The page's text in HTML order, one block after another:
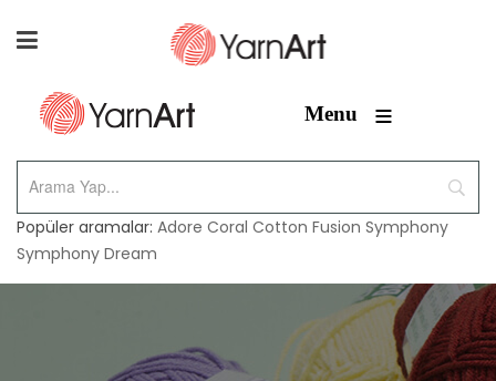
Menu ≡
Popüler aramalar: Adore Coral Cotton Fusion Symphony
Symphony Dream